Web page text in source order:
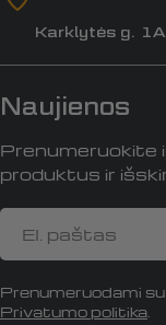
Karklytės g.
Naujienos
Prenumeruokite
produktus ir
El.
paštas
Prenumeruodami
Privatumo politika